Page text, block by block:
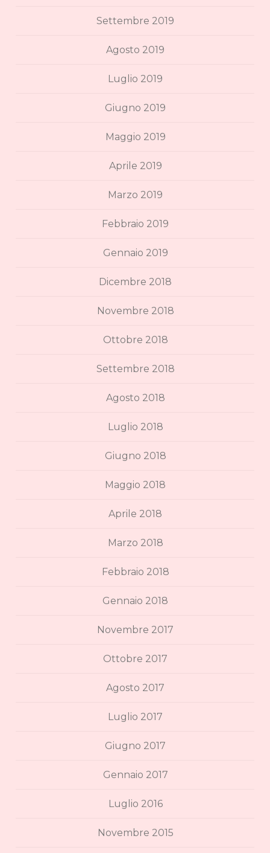
Settembre 2019
Agosto 2019
Luglio 2019
Giugno 2019
Maggio 2019
Aprile 2019
Marzo 2019
Febbraio 2019
Gennaio 2019
Dicembre 2018
Novembre 2018
Ottobre 2018
Settembre 2018
Agosto 2018
Luglio 2018
Giugno 2018
Maggio 2018
Aprile 2018
Marzo 2018
Febbraio 2018
Gennaio 2018
Novembre 2017
Ottobre 2017
Agosto 2017
Luglio 2017
Giugno 2017
Gennaio 2017
Luglio 2016
Novembre 2015